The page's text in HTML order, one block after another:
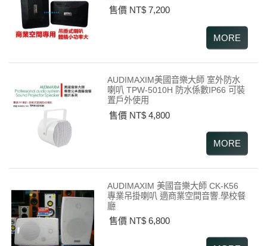
售價 NT$ 7,200
AUDIMAXIM美國音樂大師 室外防水
喇叭 TPW-5010H 防水係數IP66 可裝
置戶外使用
售價 NT$ 4,800
AUDIMAXIM 美國音樂大師 CK-K56
專業吊掛喇叭 適商業空間音響.學校餐
廳
售價 NT$ 6,800